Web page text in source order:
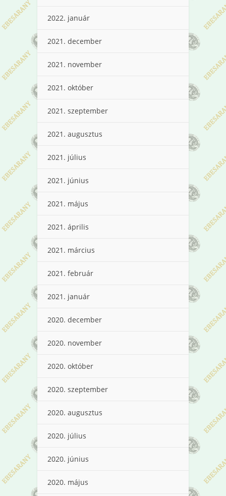
2022. január
2021. december
2021. november
2021. október
2021. szeptember
2021. augusztus
2021. július
2021. június
2021. május
2021. április
2021. március
2021. február
2021. január
2020. december
2020. november
2020. október
2020. szeptember
2020. augusztus
2020. július
2020. június
2020. május